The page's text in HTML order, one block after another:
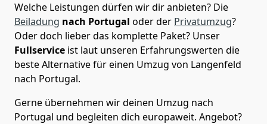
Welche Leistungen dürfen wir dir anbieten? Die
Beiladung nach Portugal oder der Privatumzug?
Oder doch lieber das komplette Paket? Unser
Fullservice ist laut unseren Erfahrungswerten die
beste Alternative für einen Umzug von Langenfeld
nach Portugal.
Gerne übernehmen wir deinen Umzug nach
Portugal und begleiten dich europaweit. Angebot?